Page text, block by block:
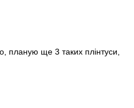
планую ще 3 таких плінтуси,